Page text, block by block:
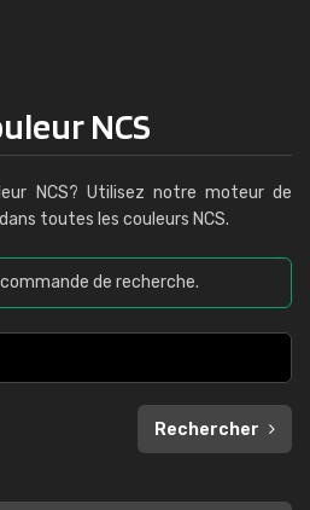
NCS
NCS? Utilisez notre moteur de
toutes les couleurs NCS.
de recherche.
Rechercher